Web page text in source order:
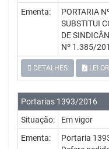
Ementa:
PORTARIA
SUBSTITUI
DE
Nº 1.385/
DETALHES LEI
Portarias 1393/2016
Situação:
Em vigor
Ementa:
Portaria